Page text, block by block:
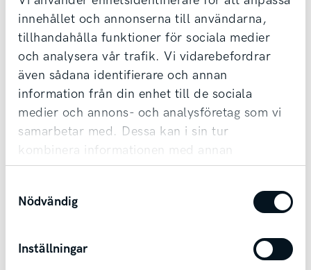
innehållet och annonserna till användarna,
tillhandahålla funktioner för sociala medier
och analysera vår trafik. Vi vidarebefordrar
även sådana identifierare och annan
information från din enhet till de sociala
medier och annons- och analysföretag som vi
samarbetar med. Dessa kan i sin tur
kombinera informationen med annan
information som du har tillhandahållit eller
som de har samlat in när du har använt deras
tjänster.
Nödvändig
Inställningar
Vi tar din bil i inbyte oavsett märke & ålder,
samt erbjuder förmånlig finansiering.
Möjlighet till transport finns vid affär.
Kontakta säljare
Andra bilar i Falköping
Falköping